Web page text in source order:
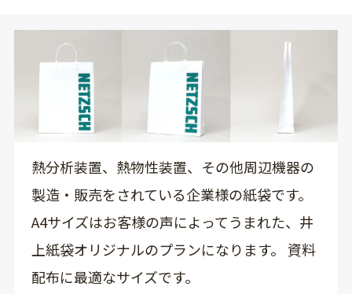
熱分析装置、熱物性装置、その他周辺機器の
製造・販売をされている企業様の紙袋です。
A4サイズはお客様の声によってうまれた、井
上紙袋オリジナルのプランになります。 資料
配布に最適なサイズです。